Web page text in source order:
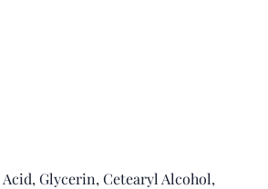
Glycerin, Cetearyl Alcohol,